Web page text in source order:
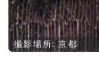
撮影場所: 京都